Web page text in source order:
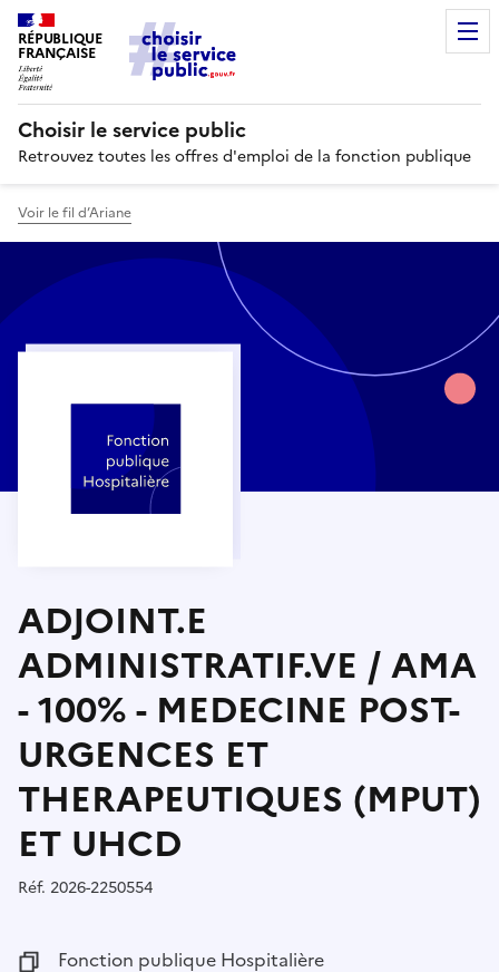
RÉPUBLIQUE
FRANÇAISE
Choisir le service public
Retrouvez toutes les offres d'emploi de la fonction publique
Voir le fil d’Ariane
ADJOINT.E
ADMINISTRATIF.VE / AMA
- 100% - MEDECINE POST-
URGENCES ET
THERAPEUTIQUES (MPUT)
ET UHCD
Réf. Référence :
2026-2250554
Fonction publique :
Fonction publique Hospitalière